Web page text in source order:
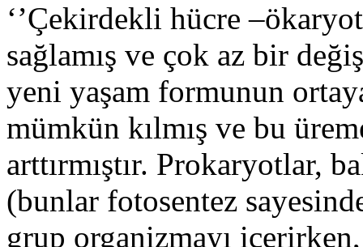
‘’Çekirdekli hücre
sağlamış ve çok az bir
yeni yaşam formunun
mümkün kılmış ve bu
arttırmıştır. Prokaryotlar,
(bunlar fotosentez
grup organizmayı